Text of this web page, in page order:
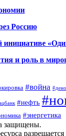
Россию
инициативе
и роль в
#война
#нефть
#энергетика
защищены.